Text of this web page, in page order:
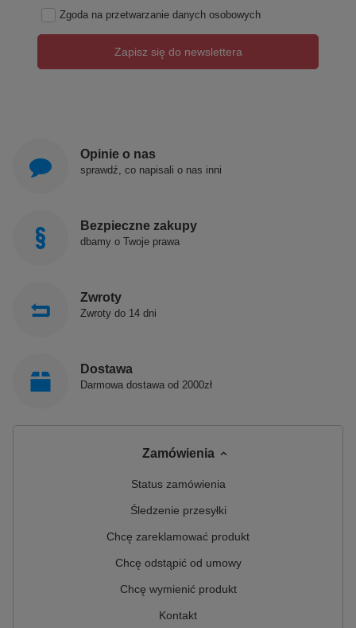
Zgoda na przetwarzanie danych osobowych
Zapisz się do newslettera
Opinie o nas
sprawdź, co napisali o nas inni
Bezpieczne zakupy
dbamy o Twoje prawa
Zwroty
Zwroty do 14 dni
Dostawa
Darmowa dostawa od 2000zł
Zamówienia
Status zamówienia
Śledzenie przesyłki
Chcę zareklamować produkt
Chcę odstąpić od umowy
Chcę wymienić produkt
Kontakt